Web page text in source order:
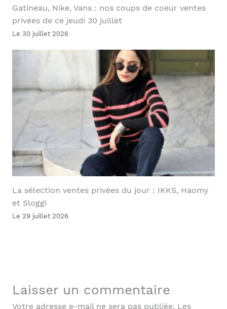
Gatineau, Nike, Vans : nos coups de coeur ventes
privées de ce jeudi 30 juillet
Le 30 juillet 2026
La sélection ventes privées du jour : IKKS, Haomy
et Sloggi
Le 29 juillet 2026
Laisser un commentaire
Votre adresse e-mail ne sera pas publiée. Les